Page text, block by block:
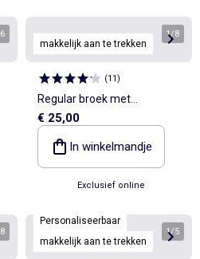
6
makkelijk aan te trekken
1/8
(11)
Regular broek met
klepzakken - gemakkelijk
aan te trekken collectie
€ 25,00
In winkelmandje
Exclusief online
8
Personaliseerbaar
makkelijk aan te trekken
1/5